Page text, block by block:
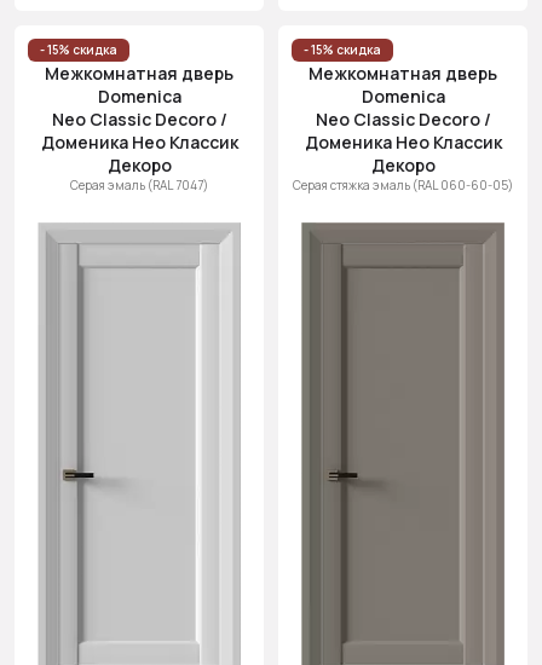
- 15% скидка
Межкомнатная дверь
Domenica
Neo Classic Decoro /
Доменика Нео Классик
Декоро
Серая эмаль (RAL 7047)
- 15% скидка
Межкомнатная дверь
Domenica
Neo Classic Decoro /
Доменика Нео Классик
Декоро
Серая стяжка эмаль (RAL 060-60-05)